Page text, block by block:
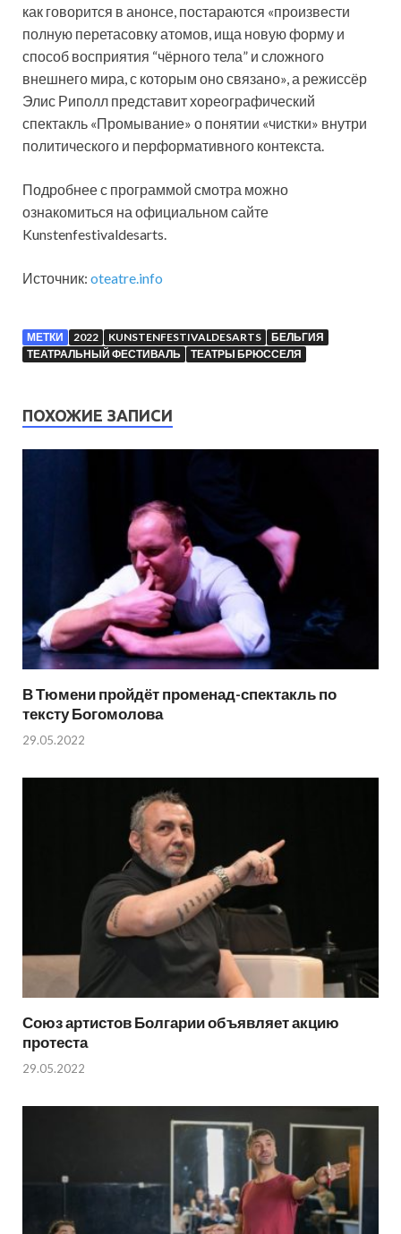
как говорится в анонсе, постараются «произвести
полную перетасовку атомов, ища новую форму и
способ восприятия “чёрного тела” и сложного
внешнего мира, с которым оно связано», а режиссёр
Элис Риполл представит хореографический
спектакль «Промывание» о понятии «чистки» внутри
политического и перформативного контекста.
Подробнее с программой смотра можно
ознакомиться на официальном сайте
Kunstenfestivaldesarts.
Источник: oteatre.info
МЕТКИ 2022 KUNSTENFESTIVALDESARTS
БЕЛЬГИЯ
ТЕАТРАЛЬНЫЙ ФЕСТИВАЛЬ
ТЕАТРЫ БРЮССЕЛЯ
ПОХОЖИЕ ЗАПИСИ
В Тюмени пройдёт променад-спектакль по
тексту Богомолова
29.05.2022
Союз артистов Болгарии объявляет акцию
протеста
29.05.2022